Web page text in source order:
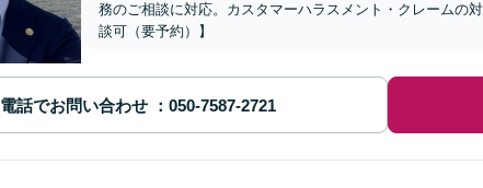
務のご相談に対応。カスタマーハラスメント・クレームの
談可（要予約）】
電話でお問い合わせ